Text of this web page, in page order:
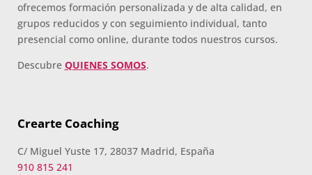
ofrecemos formación personalizada y de alta calidad, en
grupos reducidos y con seguimiento individual, tanto
presencial como online, durante todos nuestros cursos.
Descubre QUIENES SOMOS.
Crearte Coaching
C/ Miguel Yuste 17, 28037 Madrid, España
910 815 241